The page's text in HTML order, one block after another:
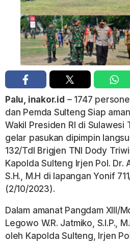
Palu, inakor.id – 1747
dan Pemda Sulteng Siap
Wakil Presiden RI di Sulawesi
gelar pasukan dipimpin
132/Tdl Brigjen TNI Dody
Kapolda Sulteng Irjen Pol. Dr.
S.H., M.H di lapangan Yonif
(2/10/2023).
Dalam amanat Pangdam XIII/
Legowo W.R. Jatmiko, S.I.P.,
oleh Kapolda Sulteng, Irjen